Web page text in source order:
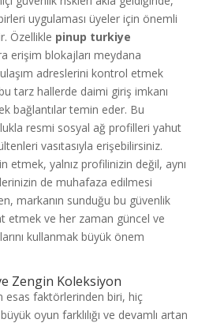
uygulaması üyeler için önemli
Özellikle pinup turkiye
erişim blokajları meydana
adreslerini kontrol etmek
tarz hallerde daimi giriş imkanı
bağlantılar temin eder. Bu
resmi sosyal ağ profilleri yahut
vasıtasıyla erişebilirsiniz.
etmek, yalnız profilinizin değil, aynı
de muhafaza edilmesi
markanın sunduğu bu güvenlik
etmek ve her zaman güncel ve
kullanmak büyük önem
Zengin Koleksiyon
esas faktörlerinden biri, hiç
oyun farklılığı ve devamlı artan